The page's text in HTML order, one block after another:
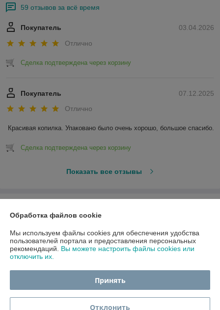
59 отзывов за всё время
03.04.2026
Покупатель
Отлично
Сделка подтверждена через корзину
07.12.2025
Покупатель
Отлично
Красивая копилка. Упаковано было очень хорошо, большое спасибо.
Сделка подтверждена через корзину
Показать все отзывы
Доставка и оплата
Полная версия сайта
Обработка файлов cookie
Мы используем файлы cookies для обеспечения удобства
пользователей портала и предоставления персональных
рекомендаций. Вы можете настроить файлы cookies или
отключить их.
Принять
Отклонить